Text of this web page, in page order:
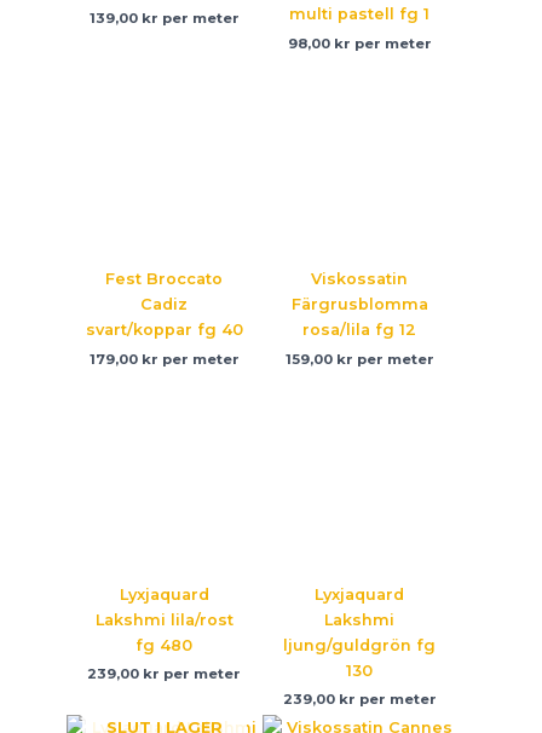
139,00 kr per meter multi pastell fg 1
98,00 kr per meter
Fest Broccato
Cadiz
svart/koppar fg 40
179,00 kr per meter
Viskossatin
Färgrusblomma
rosa/lila fg 12
159,00 kr per meter
Lyxjaquard
Lakshmi lila/rost
fg 480
239,00 kr per meter
Lyxjaquard
Lakshmi
ljung/guldgrön fg
130
239,00 kr per meter
SLUT I LAGER